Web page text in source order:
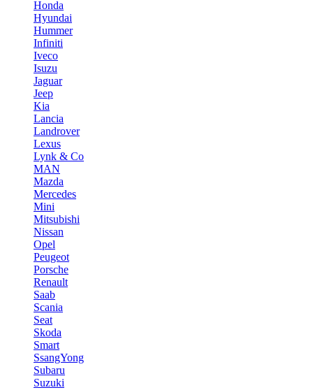
Honda
Hyundai
Hummer
Infiniti
Iveco
Isuzu
Jaguar
Jeep
Kia
Lancia
Landrover
Lexus
Lynk & Co
MAN
Mazda
Mercedes
Mini
Mitsubishi
Nissan
Opel
Peugeot
Porsche
Renault
Saab
Scania
Seat
Skoda
Smart
SsangYong
Subaru
Suzuki